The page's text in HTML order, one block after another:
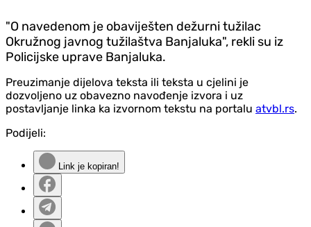
"O navedenom je obaviješten dežurni tužilac
Okružnog javnog tužilaštva Banjaluka", rekli su iz
Policijske uprave Banjaluka.
Preuzimanje dijelova teksta ili teksta u cjelini je
dozvoljeno uz obavezno navođenje izvora i uz
postavljanje linka ka izvornom tekstu na portalu atvbl.rs.
Podijeli:
Link je kopiran!